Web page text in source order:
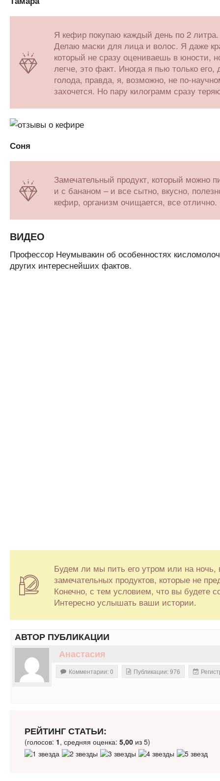
Я кефир покупаю каждый день по 2
Делаю маски для лица и волос. Я даже
который не сразу оцениваешь в юности,
легче, это факт. Иногда я пью только
голода, правда, я, возможно, не по-
захочется. Но пару килограмм сразу
Соня
Замечательный продукт, который можно
и с бананом – и все сытно, вкусно,
кефир, организм очищается, все
ВИДЕО
Профессор Неумывакин об особенностях
других интереснейших фактов.
Будем ли мы пить его утром или на
замечательных продуктов, которые не
Конечно, с тем условием, что вы
Интересно услышать ваши истории.
АВТОР ПУБЛИКАЦИИ
Анастасия
Комментарии: 0 Публикации: 976
РЕЙТИНГ СТАТЬИ:
(голосов: 1, средняя оценка: 5,00из 5)